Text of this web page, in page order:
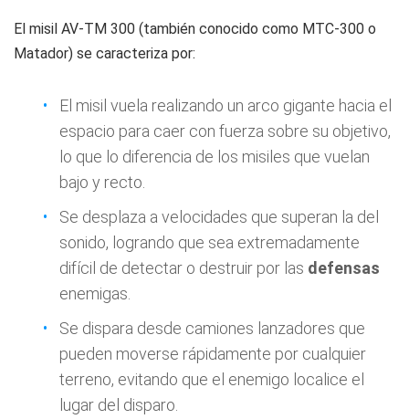
El misil AV-TM 300 (también conocido como MTC-300 o
Matador) se caracteriza por:
El misil vuela realizando un arco gigante hacia el
espacio para caer con fuerza sobre su objetivo,
lo que lo diferencia de los misiles que vuelan
bajo y recto.
Se desplaza a velocidades que superan la del
sonido, logrando que sea extremadamente
difícil de detectar o destruir por las defensas
enemigas.
Se dispara desde camiones lanzadores que
pueden moverse rápidamente por cualquier
terreno, evitando que el enemigo localice el
lugar del disparo.